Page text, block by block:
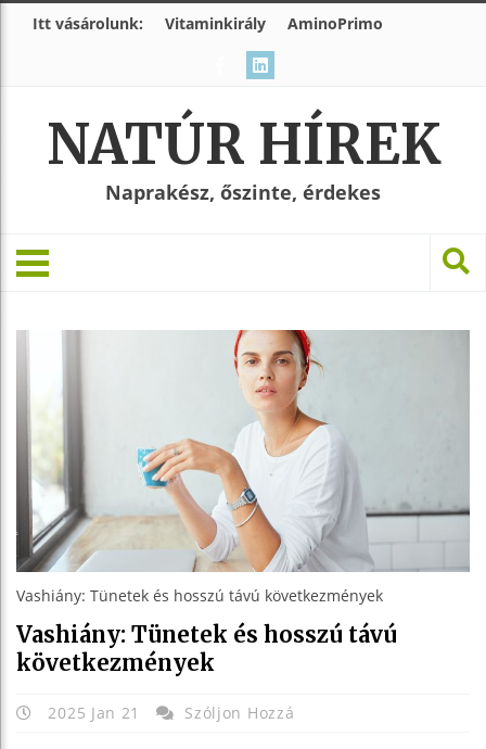
Itt vásárolunk: Vitaminkirály AminoPrimo
NATÚR HÍREK
Naprakész, őszinte, érdekes
Vashiány: Tünetek és hosszú távú következmények
Vashiány: Tünetek és hosszú távú
következmények
2025 Jan 21 Szóljon Hozzá